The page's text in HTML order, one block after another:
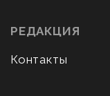
РЕДАКЦИЯ
Контакты